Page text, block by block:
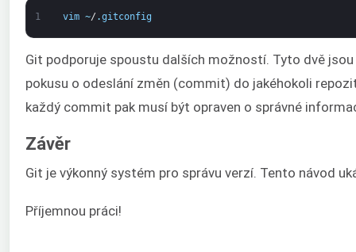
1 vim ~/ .gitconfig
Git podporuje spoustu dalších možností. Tyto dvě
pokusu o odeslání změn (commit) do jakéhokoli
každý commit pak musí být opraven o správné
Závěr
Git je výkonný systém pro správu verzí. Tento návod
Příjemnou práci!